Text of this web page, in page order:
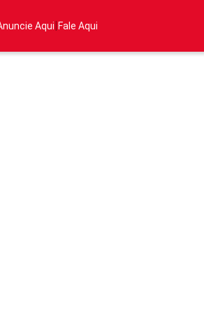
Aqui|Fale Aqui